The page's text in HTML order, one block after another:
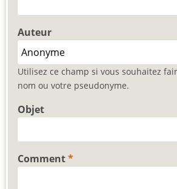
Auteur
Utilisez ce champ si vous souhaitez
nom ou votre pseudonyme.
Objet
Comment